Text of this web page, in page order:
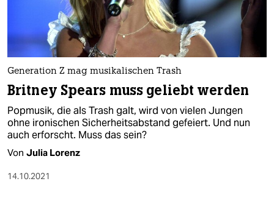
Generation Z mag musikalischen Trash
Britney Spears muss geliebt werden
Popmusik, die als Trash galt, wird von vielen Jungen
ohne ironischen Sicherheitsabstand gefeiert. Und nun
auch erforscht. Muss das sein?
Von Julia Lorenz
14.10.2021